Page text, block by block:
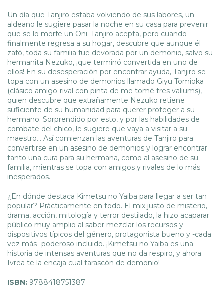
Un día que Tanjiro estaba volviendo de sus labores, un
aldeano le sugiere pasar la noche en su casa para prevenir
que se lo morfe un Oni. Tanjiro acepta, pero cuando
finalmente regresa a su hogar, descubre que aunque él
zafó, toda su familia fue devorada por un demonio, salvo su
hermanita Nezuko, ¡que terminó convertida en uno de
ellos! En su desesperación por encontrar ayuda, Tanjiro se
topa con un asesino de demonios llamado Giyu Tomioka
(clásico amigo-rival con pinta de me tomé tres valiums),
quien descubre que extrañamente Nezuko retiene
suficiente de su humanidad para querer proteger a su
hermano. Sorprendido por esto, y por las habilidades de
combate del chico, le sugiere que vaya a visitar a su
maestro… Así comienzan las aventuras de Tanjiro para
convertirse en un asesino de demonios y lograr encontrar
tanto una cura para su hermana, como al asesino de su
familia, mientras se topa con amigos y rivales de lo más
inesperados.
¿En dónde destaca Kimetsu no Yaiba para llegar a ser tan
popular? Prácticamente en todo. El mix justo de misterio,
drama, acción, mitología y terror destilado, la hizo acaparar
público muy amplio al saber mezclar los recursos y
dispositivos típicos del género, protagonista bueno y -cada
vez más- poderoso incluido. ¡Kimetsu no Yaiba es una
historia de intensas aventuras que no da respiro, y ahora
Ivrea te la encaja cual tarascón de demonio!
ISBN: 9788418751387